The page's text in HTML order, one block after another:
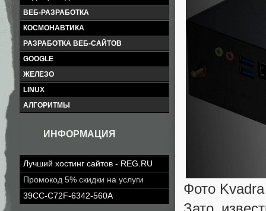
ВЕБ-РАЗРАБОТКА
КОСМОНАВТИКА
РАЗРАБОТКА ВЕБ-САЙТОВ
GOOGLE
ЖЕЛЕЗО
LINUX
АЛГОРИТМЫ
ИНФОРМАЦИЯ
Лучший хостинг сайтов - REG.RU
Промокод 5% скидки на услуги
39CC-C72F-6342-560A
Фото Kvadra